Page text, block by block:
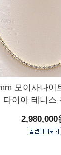
모이사나이
다이아 테니스
2,980,000